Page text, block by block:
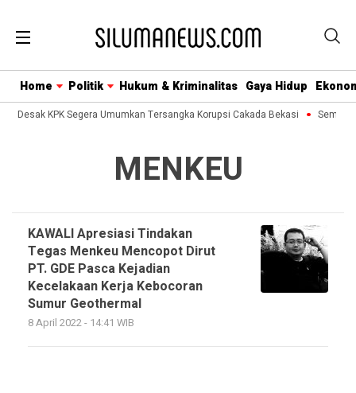
Home Politik Hukum & Kriminalitas Gaya Hidup
Desak KPK Segera Umumkan Tersangka Korupsi Cakada Bekasi Semua
MENKEU
KAWALI Apresiasi Tindakan
Tegas Menkeu Mencopot Dirut
PT. GDE Pasca Kejadian
Kecelakaan Kerja Kebocoran
Sumur Geothermal
8 April 2022 - 14:41 WIB